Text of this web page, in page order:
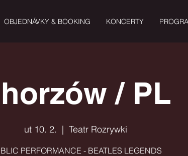
OBJEDNÁVKY & BOOKING KONCERTY
/ PL
ut 10. 2.
  |
Teatr Rozrywki
PERFORMANCE - BEATLES LEGENDS